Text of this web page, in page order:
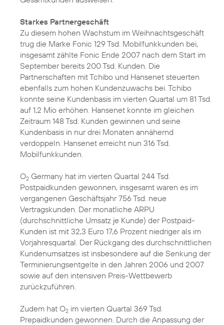
Starkes Partnergeschäft
Zu diesem hohen Wachstum im Weihnachtsgeschäft
trug die Marke Fonic 129 Tsd. Mobilfunkkunden bei,
insgesamt zählte Fonic Ende 2007 nach dem Start im
September bereits 200 Tsd. Kunden. Die
Partnerschaften mit Tchibo und Hansenet steuerten
ebenfalls zum hohen Kundenzuwachs bei. Tchibo
konnte seine Kundenbasis im vierten Quartal um 81 Tsd.
auf 1,2 Mio erhöhen. Hansenet konnte im gleichen
Zeitraum 148 Tsd. Kunden gewinnen und seine
Kundenbasis in nur drei Monaten annähernd
verdoppeln. Hansenet erreicht nun 316 Tsd.
Mobilfunkkunden.
O2 Germany hat im vierten Quartal 244 Tsd.
Postpaidkunden gewonnen, insgesamt waren es im
vergangenen Geschäftsjahr 756 Tsd. neue
Vertragskunden. Der monatliche ARPU
(durchschnittliche Umsatz je Kunde) der Postpaid-
Kunden ist mit 32,3 Euro 17,6 Prozent niedriger als im
Vorjahresquartal. Der Rückgang des durchschnittlichen
Kundenumsatzes ist insbesondere auf die Senkung der
Terminierungsentgelte in den Jahren 2006 und 2007
sowie auf den intensiven Preis-Wettbewerb
zurückzuführen.
Zudem hat O2 im vierten Quartal 369 Tsd.
Prepaidkunden gewonnen. Durch die Anpassung der